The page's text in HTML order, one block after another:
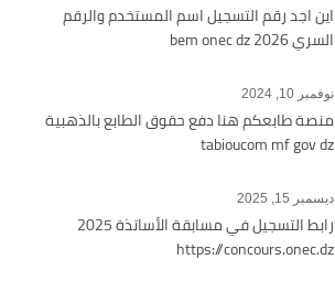
اين اجد رقم التسجيل اسم المستخدم والرقم
السري bem onec dz 2026
نوفمبر 10, 2024
منصة طابعكم هنا دفع حقوق الطابع بالذهبية
tabioucom mf gov dz
ديسمبر 15, 2025
رابط التسجيل في مسابقة الأساتذة 2025
https://concours.onec.dz